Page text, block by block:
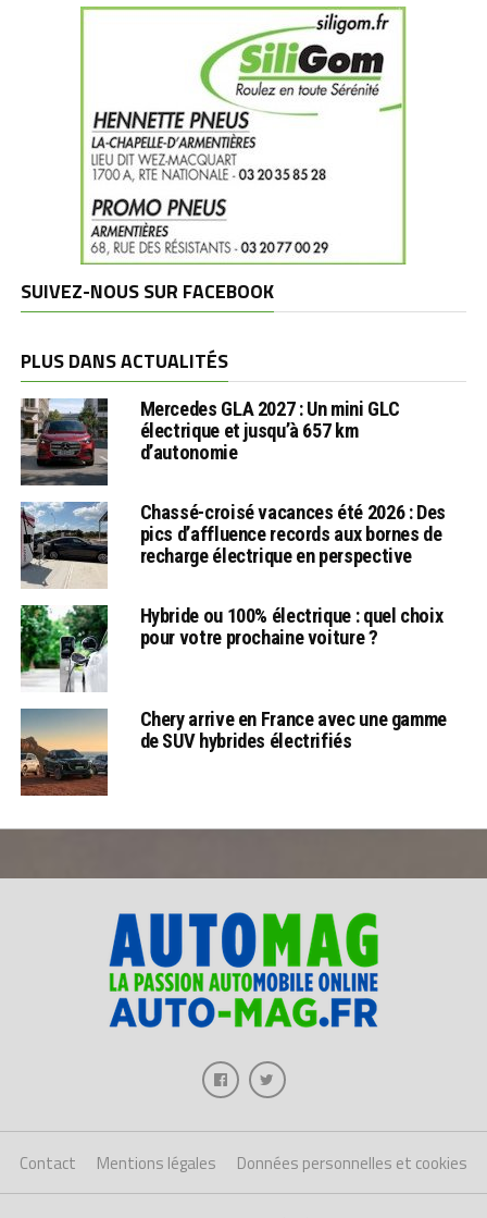
SUIVEZ-NOUS SUR FACEBOOK
PLUS DANS ACTUALITÉS
Mercedes GLA 2027 : Un mini GLC
électrique et jusqu’à 657 km
d’autonomie
Chassé-croisé vacances été 2026 : Des
pics d’affluence records aux bornes de
recharge électrique en perspective
Hybride ou 100% électrique : quel choix
pour votre prochaine voiture ?
Chery arrive en France avec une gamme
de SUV hybrides électrifiés
Contact Mentions légales Données personnelles et cookies